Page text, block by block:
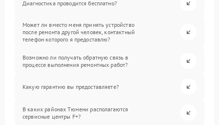
Диагностика проводится бесплатно?
Может ли вместо меня принять устройство
после ремонта другой человек, контактный
телефон которого я предоставлю?
Возможно ли получать обратную связь в
процессе выполнения ремонтных работ?
Какую гарантию вы предоставляете?
В каких районах Тюмени располагаются
сервисные центры F+?